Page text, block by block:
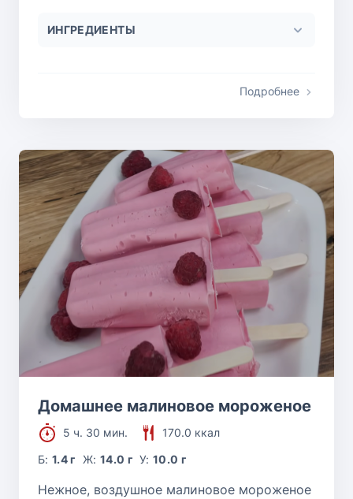
ИНГРЕДИЕНТЫ
Подробнее
Домашнее малиновое мороженое
5 ч. 30 мин.
170.0 ккал
Б:1.4 г Ж: 14.0 г У:10.0 г
Нежное, воздушное малиновое мороженое